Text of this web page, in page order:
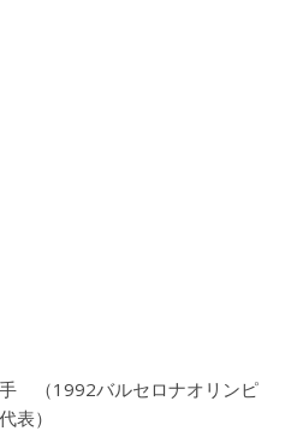
（1992バルセロナオリンピ
表）